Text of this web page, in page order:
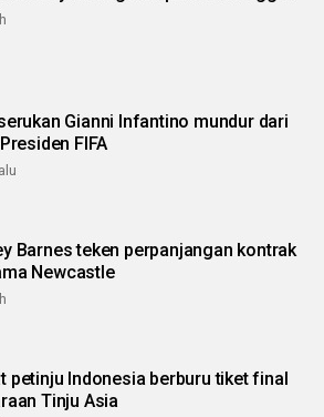
Gianni Infantino mundur dari
FIFA
Barnes teken perpanjangan kontrak
Newcastle
petinju Indonesia berburu tiket final
Tinju Asia